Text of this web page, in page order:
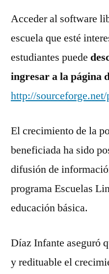
Acceder al software
escuela que esté
estudiantes puede
ingresar a la página
http://
El crecimiento de la
beneficiada ha sido
difusión de
programa Escuelas
educación básica.
Díaz Infante aseguró
y redituable el